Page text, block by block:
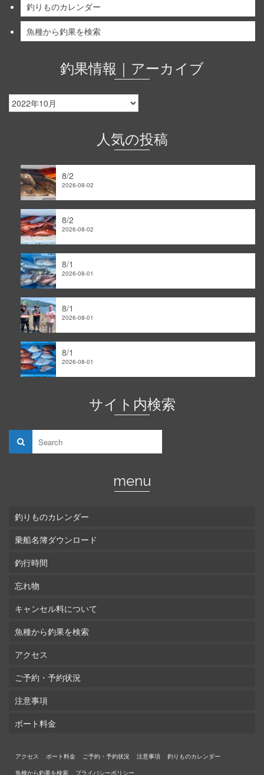
釣りものカレンダー
魚種から釣果を検索
釣果情報｜アーカイブ
釣
果
人気の投稿
8/2
2026-08-02
8/2
2026-08-02
8/1
2026-08-01
8/1
2026-08-01
8/1
2026-08-01
サイト内検索
menu
釣りものカレンダー
乗船名簿ダウンロード
釣行時間
忘れ物
キャンセル料について
魚種から釣果を検索
アクセス
ご予約・予約状況
注意事項
ボート料金
アクセス ボート料金 ご予約・予約状況 注意事項
釣りものカレンダー
魚種から釣果を検索
プライバシーポリシー